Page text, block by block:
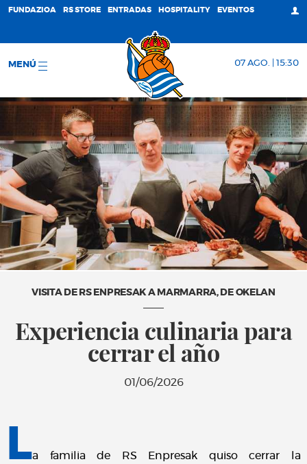
FUNDAZIOA RS STORE ENTRADAS HOSPITALITY EVENTOS
MENÚ 07 AGO. | 15:30
VISITA DE RS ENPRESAK A MARMARRA, DE OKELAN
Experiencia culinaria para
cerrar el año
01/06/2026
La familia de RS Enpresak quiso cerrar la